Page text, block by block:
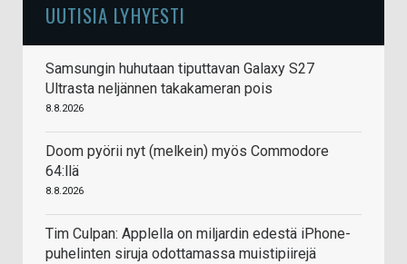
UUTISIA LYHYESTI
Samsungin huhutaan tiputtavan Galaxy S27
Ultrasta neljännen takakameran pois
8.8.2026
Doom pyörii nyt (melkein) myös Commodore
64:llä
8.8.2026
Tim Culpan: Applella on miljardin edestä iPhone-
puhelinten siruja odottamassa muistipiirejä